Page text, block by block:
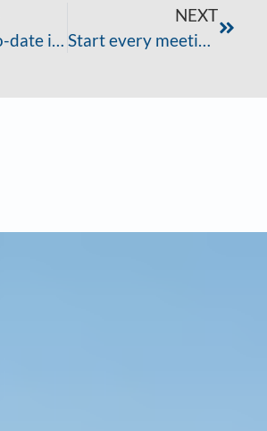
Being up-to-date is of importance to success.
NEXT
Start every meeting with a handshake.